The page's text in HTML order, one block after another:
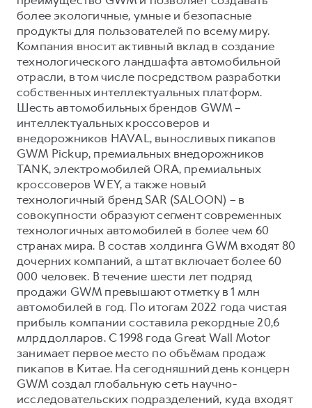
более экологичные, умные и безопасные
продукты для пользователей по всему миру.
Компания вносит активный вклад в создание
технологического ландшафта автомобильной
отрасли, в том числе посредством разработки
собственных интеллектуальных платформ.
Шесть автомобильных брендов GWM –
интеллектуальных кроссоверов и
внедорожников HAVAL, выносливых пикапов
GWM Pickup, премиальных внедорожников
TANK, электромобилей ORA, премиальных
кроссоверов WEY, а также новый
технологичный бренд SAR (SALOON) – в
совокупности образуют сегмент современных
технологичных автомобилей в более чем 60
странах мира. В состав холдинга GWM входят 80
дочерних компаний, а штат включает более 60
000 человек. В течение шести лет подряд
продажи GWM превышают отметку в 1 млн
автомобилей в год. По итогам 2022 года чистая
прибыль компании составила рекордные 20,6
млрд долларов. С 1998 года Great Wall Motor
занимает первое место по объёмам продаж
пикапов в Китае. На сегодняшний день концерн
GWM создал глобальную сеть научно-
исследовательских подразделений, куда входят